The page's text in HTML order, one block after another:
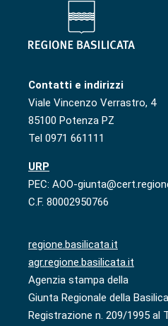
Contatti e indirizzi
Viale Vincenzo Verrastro, 4
85100 Potenza PZ
Tel 0971 661111
URP
PEC: AOO-
C.F. 80002950766
regione.basilicata.it
agr.regione.basilicata.it
Agenzia stampa della
Giunta Regionale della
Registrazione n. 209/1995 al